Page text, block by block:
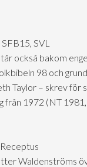
SVL
också bakom
98 och
Taylor – skrev för
från 1972 (NT
Waldenströms